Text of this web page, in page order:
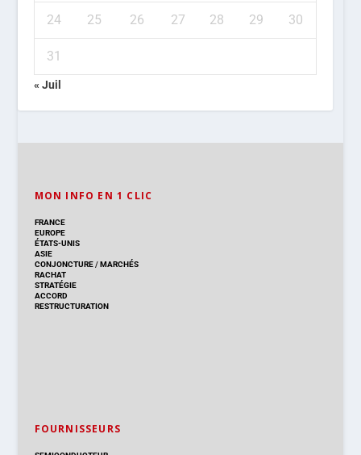
24 25 26 27 28 29 30
31
« Juil
MON INFO EN 1 CLIC
FRANCE
EUROPE
ÉTATS-UNIS
ASIE
CONJONCTURE/ MARCHÉS
RACHAT
STRATÉGIE
ACCORD
RESTRUCTURATION
FOURNISSEURS